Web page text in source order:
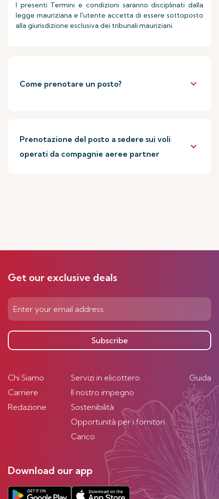
I presenti Termini e condizioni saranno disciplinati dalla
legge mauriziana e l'utente accetta di essere sottoposto
alla giurisdizione esclusiva dei tribunali mauriziani.
Come prenotare un posto? keyboard_arrow_down
Prenotazione del posto a sedere sui voli
operati da compagnie aeree partner
keyboard_arrow_down
Get our exclusive deals
Subscribe
Chi Siamo
Carriere
Redazione
Servizi in elicottero
Il nostro impegno
Sostenibilità
Opportunità per i fornitori
Carico
Guida
Download our app